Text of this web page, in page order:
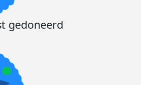
gedoneerd